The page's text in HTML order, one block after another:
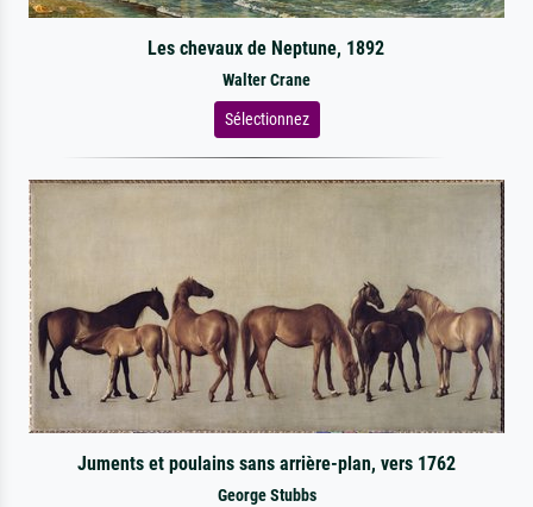
Les chevaux de Neptune, 1892
Walter Crane
Sélectionnez
Juments et poulains sans arrière-plan, vers 1762
George Stubbs